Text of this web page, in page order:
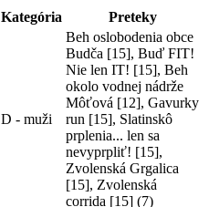
Kategória Preteky
D - muži
Beh oslobodenia obce
Budča [15], Buď FIT!
Nie len IT! [15], Beh
okolo vodnej nádrže
Môťová [12], Gavurky
run [15], Slatinskô
prplenia... len sa
nevyprpliť! [15],
Zvolenská Grgalica
[15], Zvolenská
corrida [15] (7)